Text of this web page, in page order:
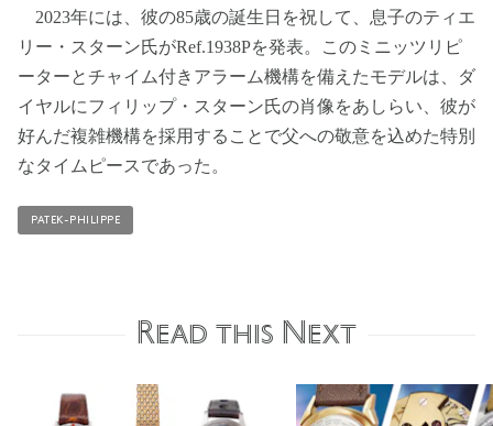
2023年には、彼の85歳の誕生日を祝して、息子のティエ
リー・スターン氏がRef.1938Pを発表。このミニッツリピ
ーターとチャイム付きアラーム機構を備えたモデルは、ダ
イヤルにフィリップ・スターン氏の肖像をあしらい、彼が
好んだ複雑機構を採用することで父への敬意を込めた特別
なタイムピースであった。
PATEK-PHILIPPE
Read this Next